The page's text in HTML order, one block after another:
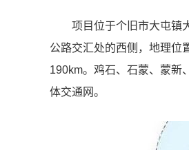
项目位于个旧市大屯镇
公路交汇处的西侧，地理位
190km。鸡石、石蒙、蒙新
体交通网。